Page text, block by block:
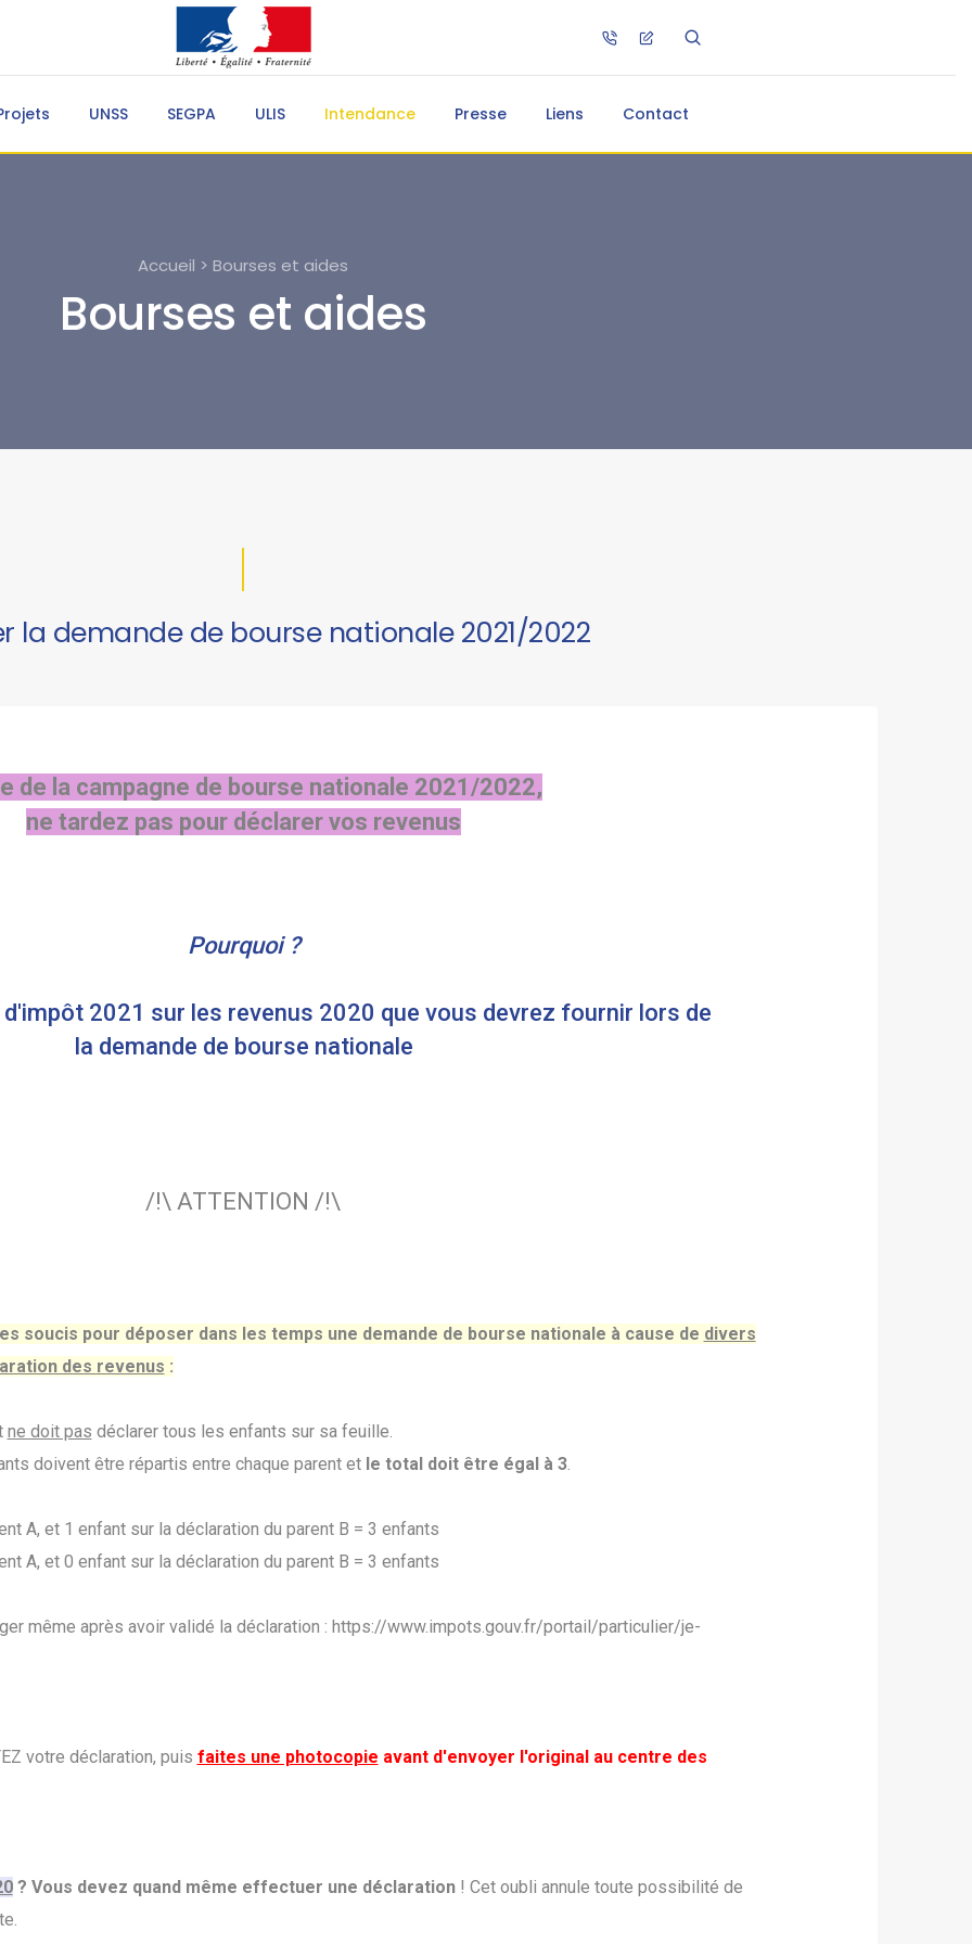
UNSS SEGPA ULIS Intendance Presse Liens Contact
Accueil > Bourses et aides
Bourses et aides
la demande de bourse nationale 2021/2022
de la campagne de bourse nationale 2021/2022,
ne tardez pas pour déclarer vos revenus
Pourquoi ?
2021 sur les revenus 2020 que vous devrez fournir lors de
la demande de bourse nationale
/!\ ATTENTION /!\
soucis pour déposer dans les temps une demande de bourse nationale à cause de divers
des revenus :
ne doit pas déclarer tous les enfants sur sa feuille.
doivent être répartis entre chaque parent et le total doit être égal à 3.
A, et 1 enfant sur la déclaration du parent B = 3 enfants
A, et 0 enfant sur la déclaration du parent B = 3 enfants
même après avoir validé la déclaration : https://www.impots.gouv.fr/portail/particulier/je-
votre déclaration, puis faites une photocopie avant d'envoyer l'original au centre des
? Vous devez quand même effectuer une déclaration! Cet oubli annule toute possibilité de